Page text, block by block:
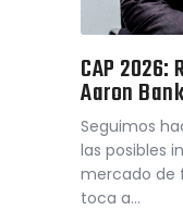
CAP
Aaron
Seguimos
las posibles
mercado de
toca a…